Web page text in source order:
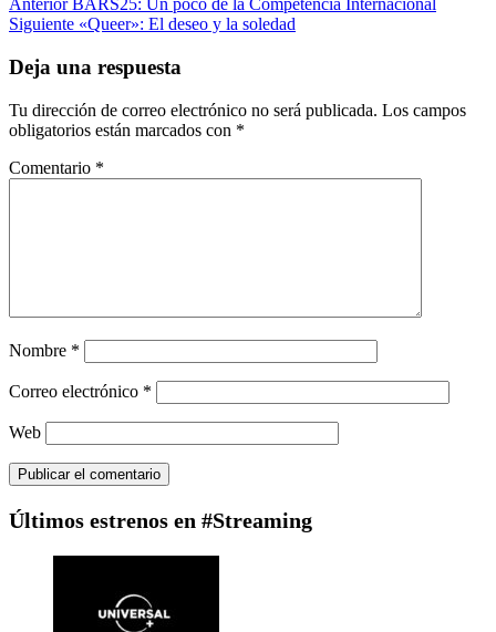
AnteriorBARS25: Un poco de la Competencia Internacional
Siguiente «Queer»: El deseo y la soledad
Deja una respuesta
Tu dirección de correo electrónico no será publicada. Los campos
obligatorios están marcados con *
Comentario *
Nombre *
Correo electrónico *
Web
Últimos estrenos en #Streaming